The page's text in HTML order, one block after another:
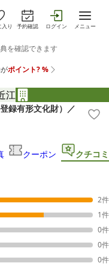
り 予約確認 ログイン メニュー
江
録有形文化財）／
クーポン クチコミ
2件
1件
0件
0件
0件